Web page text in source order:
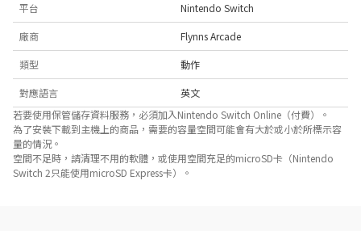
平台 Nintendo Switch
廠商 Flynns Arcade
類型 動作
對應語言
英文
若要使用保管儲存資料服務，必須加入Nintendo Switch Online（付費）。
為了安裝下載到主機上的商品，需要的容量空間可能會有大於或小於所標示容
量的情況。
空間不足時，請清理不用的軟體，或使用空間充足的microSD卡（Nintendo
Switch 2只能使用microSD Express卡）。